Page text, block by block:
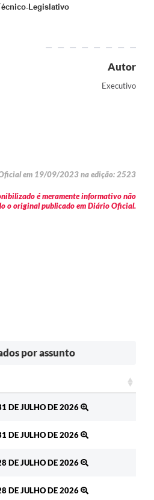
Legislativo
Autor
Executivo
em 19/09/2023 na edição: 2523
é meramente informativo não
o original publicado em Diário Oficial.
por assunto
DE JULHO DE 2026
DE JULHO DE 2026
DE JULHO DE 2026
DE JULHO DE 2026